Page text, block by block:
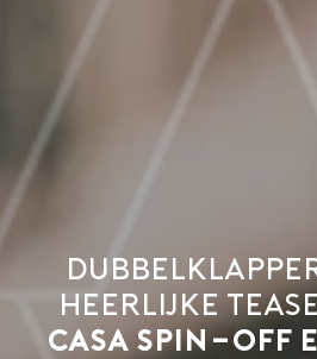
heerlijke
Casa spin-off